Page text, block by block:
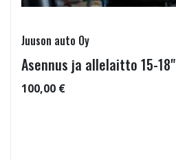
Juuson auto Oy
Asennus ja allelaitto 15-18"
100,00 €